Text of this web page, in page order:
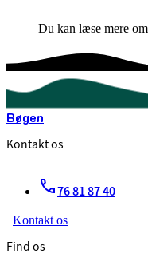
Du kan læse mere
Bøgen
Kontakt os
76 81 87 40
Kontakt os
Find os